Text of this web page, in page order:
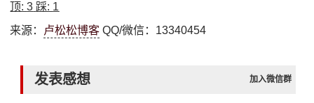
顶:3 踩: 1
来源： 卢松松博客 QQ/微信：13340454
发表感想 加入微信群